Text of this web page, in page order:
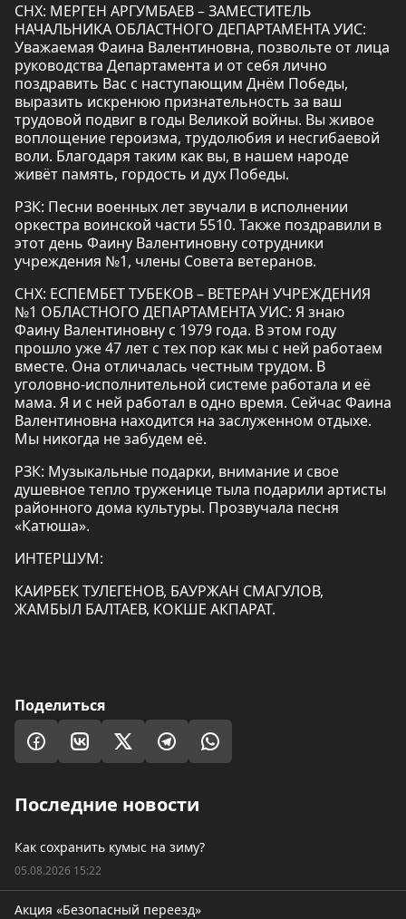
СНХ: МЕРГЕН АРГУМБАЕВ – ЗАМЕСТИТЕЛЬ
НАЧАЛЬНИКА ОБЛАСТНОГО ДЕПАРТАМЕНТА УИС:
Уважаемая Фаина Валентиновна, позвольте от лица
руководства Департамента и от себя лично
поздравить Вас с наступающим Днём Победы,
выразить искренюю признательность за ваш
трудовой подвиг в годы Великой войны. Вы живое
воплощение героизма, трудолюбия и несгибаевой
воли. Благодаря таким как вы, в нашем народе
живёт память, гордость и дух Победы.
РЗК: Песни военных лет звучали в исполнении
оркестра воинской части 5510. Также поздравили в
этот день Фаину Валентиновну сотрудники
учреждения №1, члены Совета ветеранов.
СНХ: ЕСПЕМБЕТ ТУБЕКОВ – ВЕТЕРАН УЧРЕЖДЕНИЯ
№1 ОБЛАСТНОГО ДЕПАРТАМЕНТА УИС: Я знаю
Фаину Валентиновну с 1979 года. В этом году
прошло уже 47 лет с тех пор как мы с ней работаем
вместе. Она отличалась честным трудом. В
уголовно-исполнительной системе работала и её
мама. Я и с ней работал в одно время. Сейчас Фаина
Валентиновна находится на заслуженном отдыхе.
Мы никогда не забудем её.
РЗК: Музыкальные подарки, внимание и свое
душевное тепло труженице тыла подарили артисты
районного дома культуры. Прозвучала песня
«Катюша».
ИНТЕРШУМ:
КАИРБЕК ТУЛЕГЕНОВ, БАУРЖАН СМАГУЛОВ,
ЖАМБЫЛ БАЛТАЕВ, КОКШЕ АКПАРАТ.
Поделиться
Последние новости
Как сохранить кумыс на зиму?
05.08.2026 15:22
Акция «Безопасный переезд»